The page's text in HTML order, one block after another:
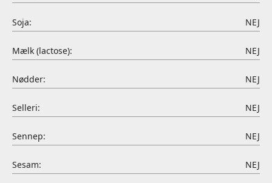
Soja: NEJ
Mælk (lactose): NEJ
Nødder: NEJ
Selleri: NEJ
Sennep: NEJ
Sesam: NEJ